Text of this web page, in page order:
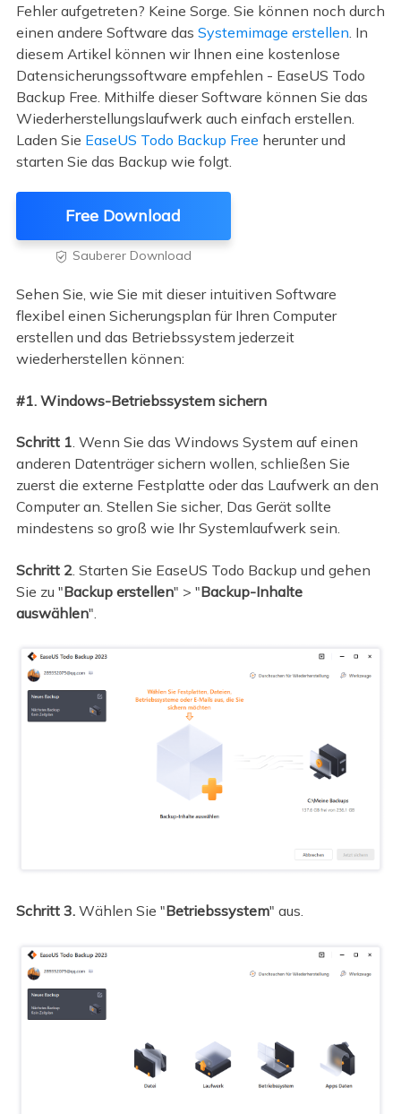
Fehler aufgetreten? Keine Sorge. Sie können noch durch
einen andere Software das Systemimage erstellen . In
diesem Artikel können wir Ihnen eine kostenlose
Datensicherungssoftware empfehlen - EaseUS Todo
Backup Free. Mithilfe dieser Software können Sie das
Wiederherstellungslaufwerk auch einfach erstellen.
Laden Sie EaseUS Todo Backup Free herunter und
starten Sie das Backup wie folgt.
Free Download
 Sauberer Download
Sehen Sie, wie Sie mit dieser intuitiven Software
flexibel einen Sicherungsplan für Ihren Computer
erstellen und das Betriebssystem jederzeit
wiederherstellen können:
#1. Windows-Betriebssystem sichern
Schritt 1. Wenn Sie das Windows System auf einen
anderen Datenträger sichern wollen, schließen Sie
zuerst die externe Festplatte oder das Laufwerk an den
Computer an. Stellen Sie sicher, Das Gerät sollte
mindestens so groß wie Ihr Systemlaufwerk sein.
Schritt 2. Starten Sie EaseUS Todo Backup und gehen
Sie zu "Backup erstellen" > "Backup-Inhalte
auswählen".
Schritt 3.Wählen Sie "Betriebssystem" aus.